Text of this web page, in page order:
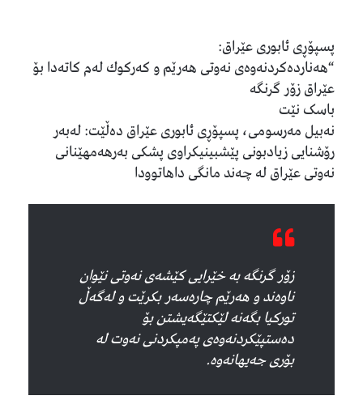
پسپۆڕی ئابوری عێراق:
“هەناردەكردنەوەی نەوتی هەرێم و كەركوك لەم كاتەدا بۆ
عێراق زۆر گرنگە
باسک نێت
نەبیل مەرسومی، پسپۆڕی ئابوری عێراق دەڵێت: لەبەر
رۆشنایی زیادبونی پێشبینیکراوی پشکی بەرهەمهێنانی
نەوتی عێراق لە چەند مانگی داهاتوودا
زۆر گرنگە بە خێرایی کێشەی نەوتی نێوان
ناوەند و هەرێم چارەسەر بکرێت و لەگەڵ
تورکیا بگەنە لێکتێگەیشتن بۆ
دەستپێکردنەوەی پەمپکردنی نەوت لە
بۆری جەیهانەوە.